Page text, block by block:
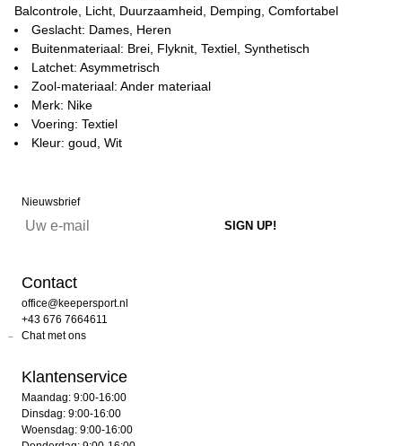
Balcontrole, Licht, Duurzaamheid, Demping, Comfortabel
Geslacht: Dames, Heren
Buitenmateriaal: Brei, Flyknit, Textiel, Synthetisch
Latchet: Asymmetrisch
Zool-materiaal: Ander materiaal
Merk: Nike
Voering: Textiel
Kleur: goud, Wit
Nieuwsbrief
Contact
office@keepersport.nl
+43 676 7664611
Chat met ons
Klantenservice
Maandag: 9:00-16:00
Dinsdag: 9:00-16:00
Woensdag: 9:00-16:00